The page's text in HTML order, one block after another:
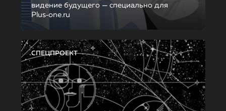
видение будущего — специально для
Plus‑one.ru
СПЕЦПРОЕКТ